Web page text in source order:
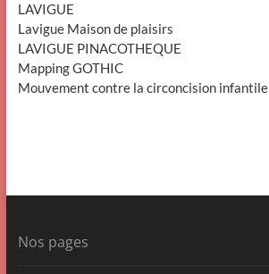
LAVIGUE
Lavigue Maison de plaisirs
LAVIGUE PINACOTHEQUE
Mapping GOTHIC
Mouvement contre la circoncision infantile
Nos pages